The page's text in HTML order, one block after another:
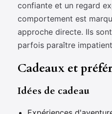
confiante et un regard
comportement est
approche directe. Ils
parfois paraître
Cadeaux et
Idées de cadeau